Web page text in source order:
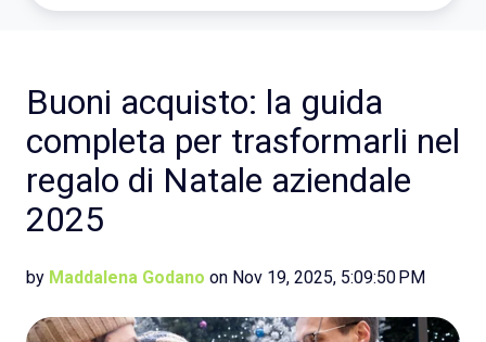
Buoni acquisto: la guida
completa per trasformarli nel
regalo di Natale aziendale
2025
by Maddalena Godano on Nov 19, 2025, 5:09:50 PM